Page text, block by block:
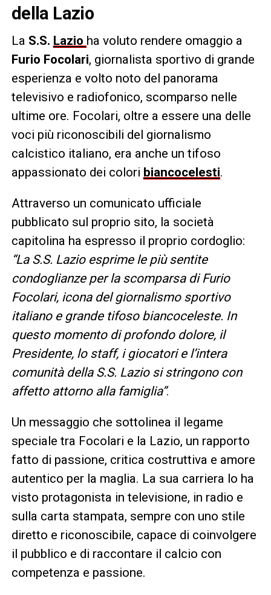
della Lazio
La S.S. Lazio ha voluto rendere omaggio a
Furio Focolari, giornalista sportivo di grande
esperienza e volto noto del panorama
televisivo e radiofonico, scomparso nelle
ultime ore. Focolari, oltre a essere una delle
voci più riconoscibili del giornalismo
calcistico italiano, era anche un tifoso
appassionato dei colori biancocelesti.
Attraverso un comunicato ufficiale
pubblicato sul proprio sito, la società
capitolina ha espresso il proprio cordoglio:
“La S.S. Lazio esprime le più sentite
condoglianze per la scomparsa di Furio
Focolari, icona del giornalismo sportivo
italiano e grande tifoso biancoceleste. In
questo momento di profondo dolore, il
Presidente, lo staff, i giocatori e l’intera
comunità della S.S. Lazio si stringono con
affetto attorno alla famiglia”.
Un messaggio che sottolinea il legame
speciale tra Focolari e la Lazio, un rapporto
fatto di passione, critica costruttiva e amore
autentico per la maglia. La sua carriera lo ha
visto protagonista in televisione, in radio e
sulla carta stampata, sempre con uno stile
diretto e riconoscibile, capace di coinvolgere
il pubblico e di raccontare il calcio con
competenza e passione.